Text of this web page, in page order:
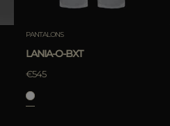
PANTALONS
LANIA-O-BXT
€545